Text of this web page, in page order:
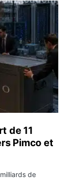
de
de 11
Pimco et
de